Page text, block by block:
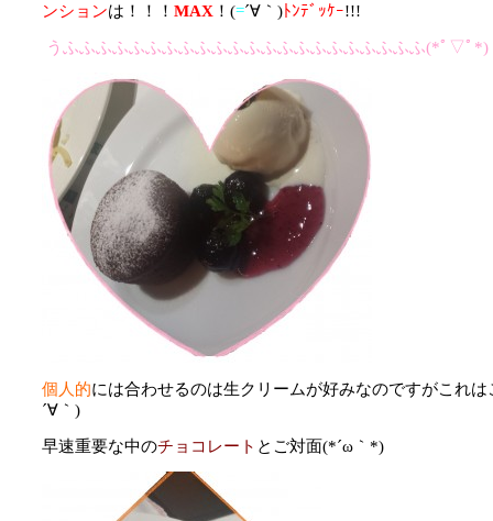
ンションは！！！ MAX ！(=´∀｀)ﾄﾝﾃﾞｯｹｰ!!!
うふふふふふふふふふふふふふふふふふふふふふふ(*ﾟ▽ﾟ*)
個人的には合わせるのは生クリームが好みなのですがこれ
´∀｀)
早速重要な中のチョコレート とご対面(*´ω｀*)